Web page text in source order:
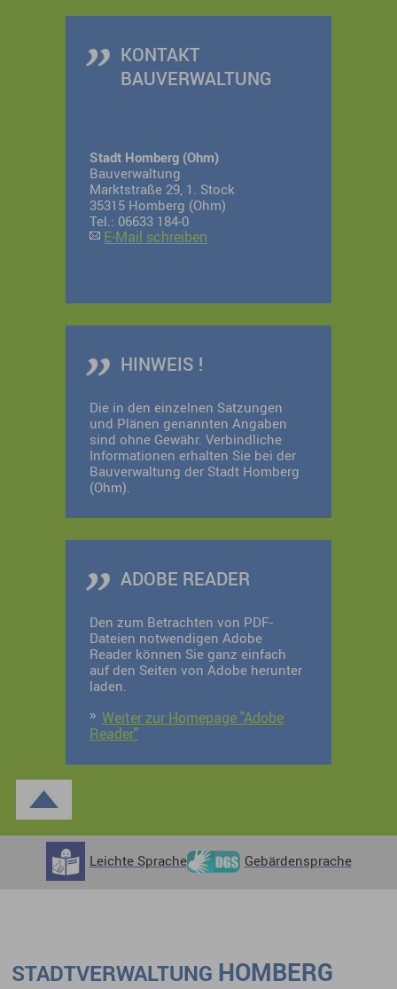
KONTAKT
BAUVERWALTUNG
Stadt Homberg (Ohm)
Bauverwaltung
Marktstraße 29, 1. Stock
35315 Homberg (Ohm)
Tel.: 06633 184-0
E-Mail schreiben
HINWEIS !
Die in den einzelnen Satzungen
und Plänen genannten Angaben
sind ohne Gewähr. Verbindliche
Informationen erhalten Sie bei der
Bauverwaltung der Stadt Homberg
(Ohm).
ADOBE READER
Den zum Betrachten von PDF-
Dateien notwendigen Adobe
Reader können Sie ganz einfach
auf den Seiten von Adobe herunter
laden.
Weiter zur Homepage "Adobe
Reader"
Leichte Sprache Gebärdensprache
STADTVERWALTUNG HOMBERG